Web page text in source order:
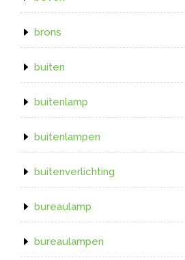
brons
buiten
buitenlamp
buitenlampen
buitenverlichting
bureaulamp
bureaulampen